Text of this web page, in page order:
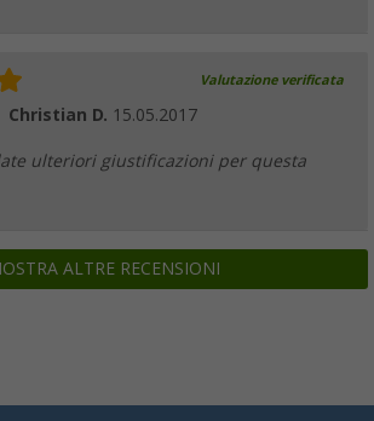
Valutazione verificata
Christian D. 15.05.2017
ulteriori giustificazioni per questa
ALTRE RECENSIONI